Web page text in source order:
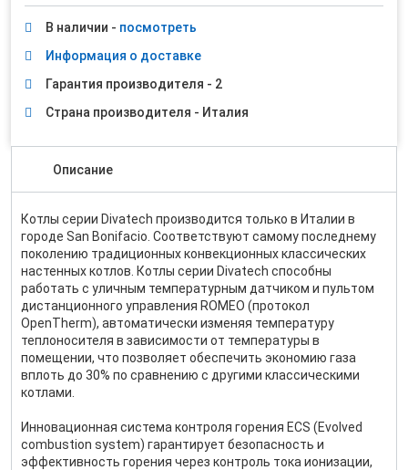
В наличии - посмотреть
Информация о доставке
Гарантия производителя - 2
Страна производителя - Италия
Описание
Котлы серии Divatech производится только в Италии в
городе San Bonifacio. Соответствуют самому последнему
поколению традиционных конвекционных классических
настенных котлов. Котлы серии Divatech способны
работать с уличным температурным датчиком и пультом
дистанционного управления ROMEO (протокол
OpenTherm), автоматически изменяя температуру
теплоносителя в зависимости от температуры в
помещении, что позволяет обеспечить экономию газа
вплоть до 30% по сравнению с другими классическими
котлами.
Инновационная система контроля горения ECS (Evolved
combustion system) гарантирует безопасность и
эффективность горения через контроль тока ионизации,